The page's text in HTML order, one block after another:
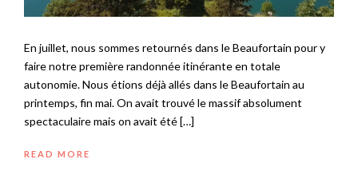
En juillet, nous sommes retournés dans le Beaufortain pour y
faire notre première randonnée itinérante en totale
autonomie. Nous étions déjà allés dans le Beaufortain au
printemps, fin mai. On avait trouvé le massif absolument
spectaculaire mais on avait été […]
READ MORE